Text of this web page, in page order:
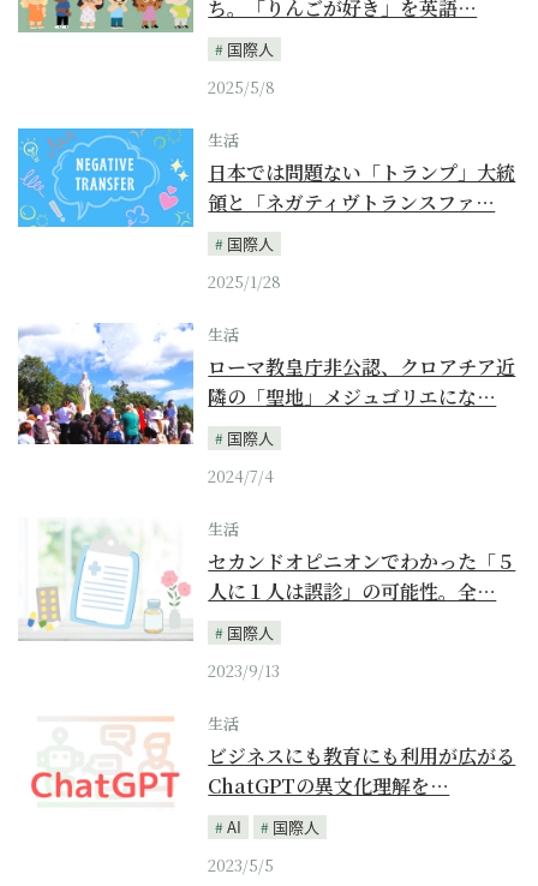
ち。「りんごが好き」を英語…
国際人
2025/5/8
生活
日本では問題ない「トランプ」大統
領と「ネガティヴトランスファ…
国際人
2025/1/28
生活
ローマ教皇庁非公認、クロアチア近
隣の「聖地」メジュゴリエにな…
国際人
2024/7/4
生活
セカンドオピニオンでわかった「５
人に１人は誤診」の可能性。全…
国際人
2023/9/13
生活
ビジネスにも教育にも利用が広がる
ChatGPTの異文化理解を…
AI
国際人
2023/5/5